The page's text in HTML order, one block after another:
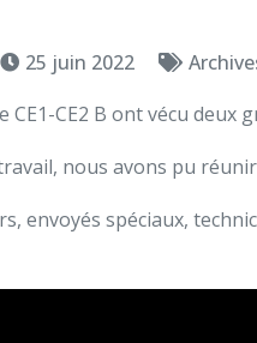
25 juin 2022
CE1-CE2 B ont vécu
nous avons pu
envoyés spéciaux,